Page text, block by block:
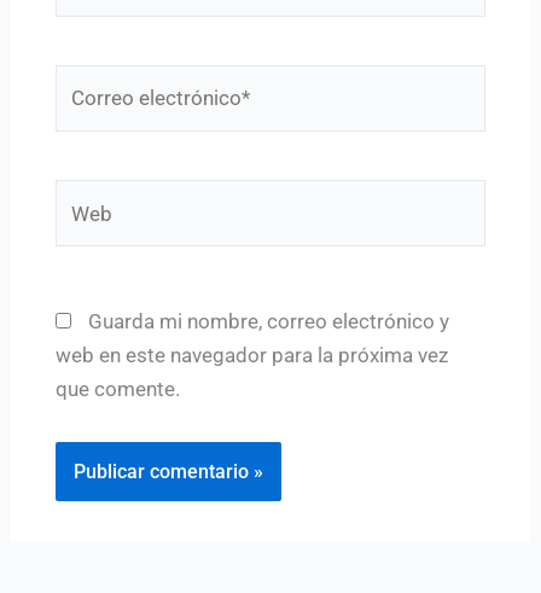
Guarda mi nombre, correo electrónico y
web en este navegador para la próxima vez
que comente.